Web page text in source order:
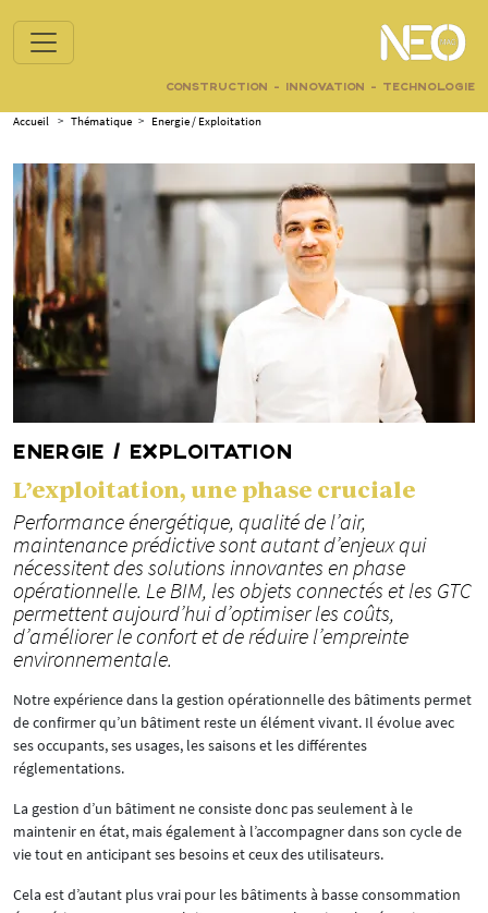
CONSTRUCTION - INNOVATION - TECHNOLOGIE
Accueil > Thématique > Energie / Exploitation
ENERGIE / EXPLOITATION
L’exploitation, une phase cruciale
Performance énergétique, qualité de l’air,
maintenance prédictive sont autant d’enjeux qui
nécessitent des solutions innovantes en phase
opérationnelle. Le BIM, les objets connectés et les GTC
permettent aujourd’hui d’optimiser les coûts,
d’améliorer le confort et de réduire l’empreinte
environnementale.
Notre expérience dans la gestion opérationnelle des bâtiments permet
de confirmer qu’un bâtiment reste un élément vivant. Il évolue avec
ses occupants, ses usages, les saisons et les différentes
réglementations.
La gestion d’un bâtiment ne consiste donc pas seulement à le
maintenir en état, mais également à l’accompagner dans son cycle de
vie tout en anticipant ses besoins et ceux des utilisateurs.
Cela est d’autant plus vrai pour les bâtiments à basse consommation